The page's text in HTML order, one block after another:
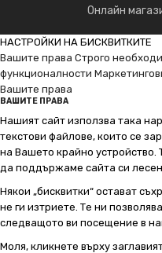
Онлайн
НАСТРОЙКИ НА БИСКВИТКИТЕ
Вашите права Строго
функционалности
Вашите права
ВАШИТЕ ПРАВА
Нашият сайт използва така
текстови файлове, които се
на Вашето крайно устройство.
да поддържаме сайта си лесен
Някои „бисквитки“ остават
не ги изтриете. Те ни
следващото ви посещение в
Моля, кликнете върху